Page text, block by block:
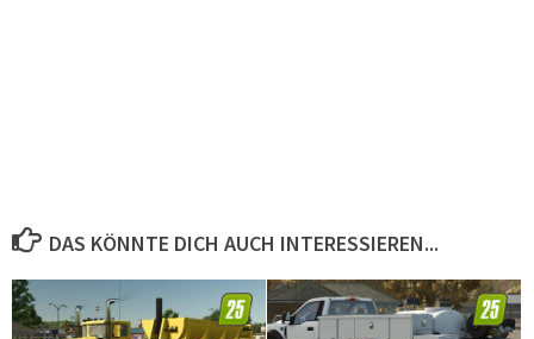
DAS KÖNNTE DICH AUCH INTERESSIEREN...